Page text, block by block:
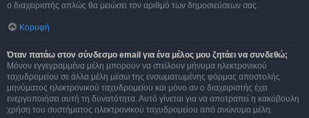
ο διαχειριστής απλώς θα μειώσει τον αριθμό των δημοσιεύσεων σας.
Κορυφή
Όταν πατάω στον σύνδεσμο email για ένα μέλος μου ζητάει να συνδεθώ;
Μόνον εγγεγραμμένα μέλη μπορούν να στείλουν μήνυμα ηλεκτρονικού
ταχυδρομείου σε άλλα μέλη μέσω της ενσωματωμένης φόρμας αποστολής
μηνύματος ηλεκτρονικού ταχυδρομείου και μόνο αν ο διαχειριστής έχει
ενεργοποιήσει αυτή τη δυνατότητα. Αυτό γίνεται για να αποτραπεί η κακόβουλη
χρήση του συστήματος ηλεκτρονικού ταχυδρομείου από ανώνυμα μέλη.